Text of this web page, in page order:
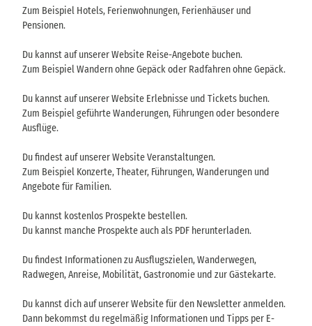
Zum Beispiel Hotels, Ferienwohnungen, Ferienhäuser und
Pensionen.
Du kannst auf unserer Website Reise-Angebote buchen.
Zum Beispiel Wandern ohne Gepäck oder Radfahren ohne Gepäck.
Du kannst auf unserer Website Erlebnisse und Tickets buchen.
Zum Beispiel geführte Wanderungen, Führungen oder besondere
Ausflüge.
Du findest auf unserer Website Veranstaltungen.
Zum Beispiel Konzerte, Theater, Führungen, Wanderungen und
Angebote für Familien.
Du kannst kostenlos Prospekte bestellen.
Du kannst manche Prospekte auch als PDF herunterladen.
Du findest Informationen zu Ausflugszielen, Wanderwegen,
Radwegen, Anreise, Mobilität, Gastronomie und zur Gästekarte.
Du kannst dich auf unserer Website für den Newsletter anmelden.
Dann bekommst du regelmäßig Informationen und Tipps per E-